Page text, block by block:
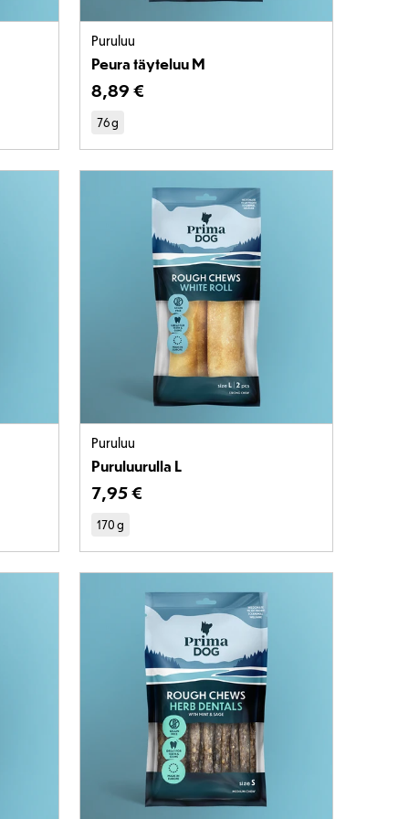
Puruluu
Peura täyteluu M
Tuotteen hinta on 8,89 €
8,89 €
76 g
Puruluu
Puruluurulla L
Tuotteen hinta on 7,95 €
7,95 €
170 g